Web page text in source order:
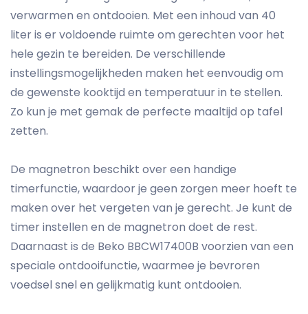
verwarmen en ontdooien. Met een inhoud van 40
liter is er voldoende ruimte om gerechten voor het
hele gezin te bereiden. De verschillende
instellingsmogelijkheden maken het eenvoudig om
de gewenste kooktijd en temperatuur in te stellen.
Zo kun je met gemak de perfecte maaltijd op tafel
zetten.
De magnetron beschikt over een handige
timerfunctie, waardoor je geen zorgen meer hoeft te
maken over het vergeten van je gerecht. Je kunt de
timer instellen en de magnetron doet de rest.
Daarnaast is de Beko BBCW17400B voorzien van een
speciale ontdooifunctie, waarmee je bevroren
voedsel snel en gelijkmatig kunt ontdooien.